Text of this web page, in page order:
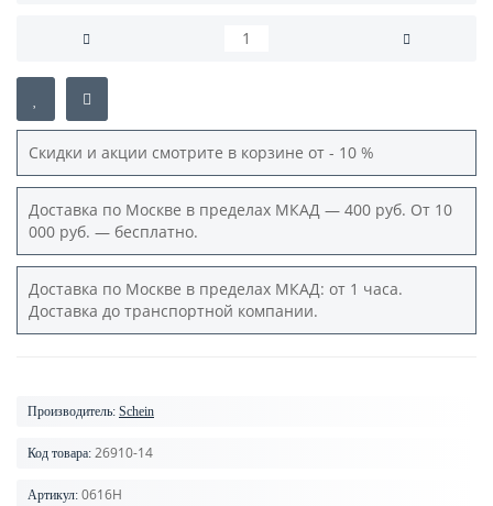
Скидки и акции смотрите в корзине от - 10 %
Доставка по Москве в пределах МКАД — 400 руб. От 10
000 руб. — бесплатно.
Доставка по Москве в пределах МКАД: от 1 часа.
Доставка до транспортной компании.
Производитель: Schein
Код товара: 26910-14
Артикул: 0616H